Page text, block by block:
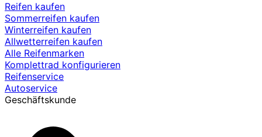
Reifen kaufen
Sommerreifen kaufen
Winterreifen kaufen
Allwetterreifen kaufen
Alle Reifenmarken
Komplettrad konfigurieren
Reifenservice
Autoservice
Geschäftskunde